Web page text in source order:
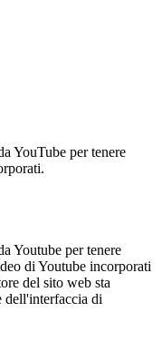
YouTube per tenere
Youtube per tenere
di Youtube incorporati
del sito web sta
dell'interfaccia di